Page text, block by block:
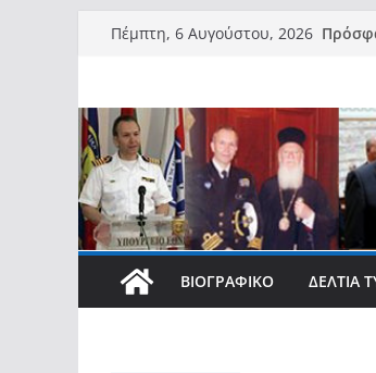
Μετάβαση
Πέμπτη, 6 Αυγούστου, 2026
ΒΙΟΓΡΑΦΙΚΌ ΔΕΛΤΊΑ